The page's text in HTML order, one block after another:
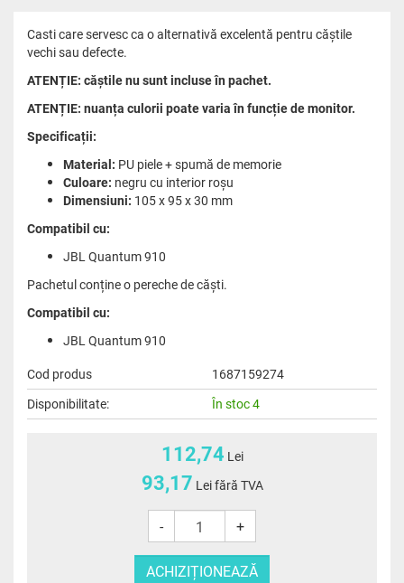
Casti care servesc ca o alternativă excelentă pentru căștile
vechi sau defecte.
ATENȚIE: căștile nu sunt incluse în pachet.
ATENȚIE: nuanța culorii poate varia în funcție de monitor.
Specificații:
Material: PU piele + spumă de memorie
Culoare: negru cu interior roșu
Dimensiuni: 105 x 95 x 30 mm
Compatibil cu:
JBL Quantum 910
Pachetul conține o pereche de căști.
Compatibil cu:
JBL Quantum 910
Cod produs
1687159274
Disponibilitate:
În stoc 4
112,74 Lei
93,17 Lei fără TVA
- +